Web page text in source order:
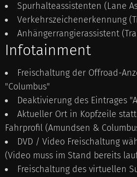
Spurhalteassistenten (Lane
Verkehrszeichenerkennung
Anhängerrangierassistent
Infotainment
Freischaltung der Offroad-
"Columbus"
Deaktivierung des Eintrages
Aktueller Ort in Kopfzeile
Fahrprofil (Amundsen &
DVD / Video Freischaltung
(Video muss im Stand bereits
Freischaltung des virtuellen